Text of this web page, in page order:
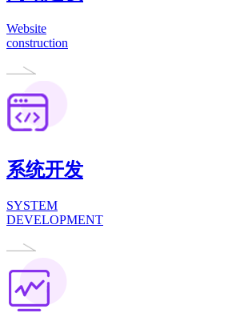
Website
construction
系统开发
SYSTEM
DEVELOPMENT